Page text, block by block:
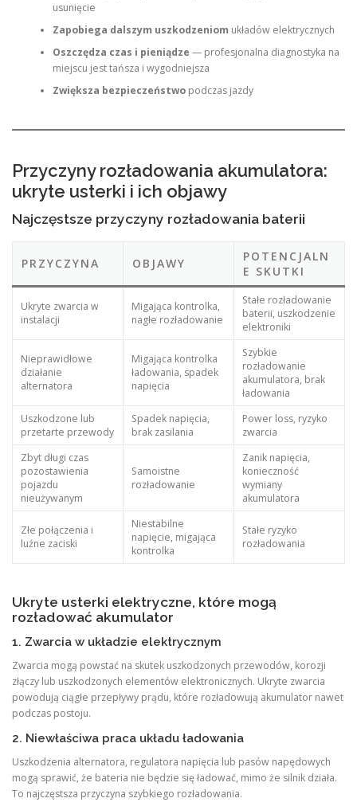
usunięcie
Zapobiega dalszym uszkodzeniom układów elektrycznych
Oszczędza czas i pieniądze — profesjonalna diagnostyka na
miejscu jest tańsza i wygodniejsza
Zwiększa bezpieczeństwopodczas jazdy
Przyczyny rozładowania akumulatora:
ukryte usterki i ich objawy
Najczęstsze przyczyny rozładowania baterii
PRZYCZYNA OBJAWY
POTENCJALN
E SKUTKI
Ukryte zwarcia w
instalacji
Migająca kontrolka,
nagłe rozładowanie
Stałe rozładowanie
baterii, uszkodzenie
elektroniki
Nieprawidłowe
działanie
alternatora
Migająca kontrolka
ładowania, spadek
napięcia
Szybkie
rozładowanie
akumulatora, brak
ładowania
Uszkodzone lub
przetarte przewody
Spadek napięcia,
brak zasilania
Power loss, ryzyko
zwarcia
Zbyt długi czas
pozostawienia
pojazdu
nieużywanym
Samoistne
rozładowanie
Zanik napięcia,
konieczność
wymiany
akumulatora
Złe połączenia i
luźne zaciski
Niestabilne
napięcie, migająca
kontrolka
Stałe ryzyko
rozładowania
Ukryte usterki elektryczne, które mogą
rozładować akumulator
1. Zwarcia w układzie elektrycznym
Zwarcia mogą powstać na skutek uszkodzonych przewodów, korozji
złączy lub uszkodzonych elementów elektronicznych. Ukryte zwarcia
powodują ciągłe przepływy prądu, które rozładowują akumulator nawet
podczas postoju.
2. Niewłaściwa praca układu ładowania
Uszkodzenia alternatora, regulatora napięcia lub pasów napędowych
mogą sprawić, że bateria nie będzie się ładować, mimo że silnik działa.
To najczęstsza przyczyna szybkiego rozładowania.